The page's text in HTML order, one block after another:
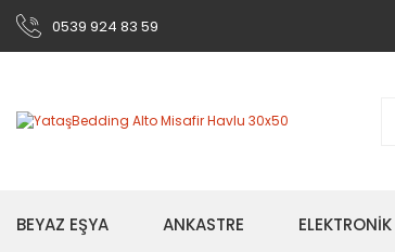
0539 924 83 59
BEYAZ EŞYA ANKASTRE ELEKTRONİK